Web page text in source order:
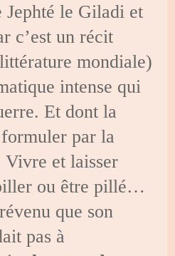
Jephté le Giladi et
c’est un récit
mondiale)
intense qui
Et dont la
par la
et laisser
ou être pillé…
que son
pas à